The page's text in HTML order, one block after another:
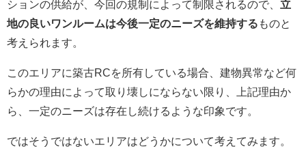
ションの供給が、今回の規制によって制限されるので、 立
地の良いワンルームは今後一定のニーズを維持する ものと
考えられます。
このエリアに築古RCを所有している場合、建物異常など何
らかの理由によって取り壊しにならない限り、上記理由か
ら、一定のニーズは存在し続けるような印象です。
ではそうではないエリアはどうかについて考えてみます。